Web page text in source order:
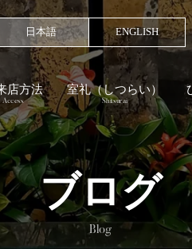
日本語 ENGLISH
店方法
Access
室礼（しつらい）
Shitsurai
ブログ
Blog